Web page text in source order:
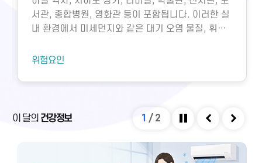
서관, 종합병원, 영화관 등이 포함됩니다. 이러한 실
내 환경에서 미세먼지와 같은 대기 오염 물질, 휘발
오염물질에 노출되면 호흡기 질환 등 다양한 건강 문
가 부족하면 두통, 구토, 근육통, 불쾌감과 같은 빌딩
실내외 온도 차와 건조한 환경으로 인해 냉방병도 나
와 충분한 휴식을 통해 대부분 예방 및 관리할 수 있
위험요인
이 달의 건강정보 1 / 2